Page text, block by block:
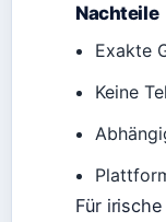
Nachteile
Exakte
Keine
Für